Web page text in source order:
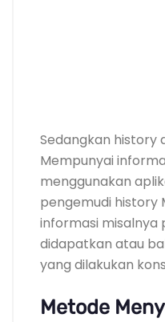
Sedangkan history
Mempunyai
menggunakan
pengemudi history
informasi misalnya
didapatkan atau
yang dilakukan
Metode